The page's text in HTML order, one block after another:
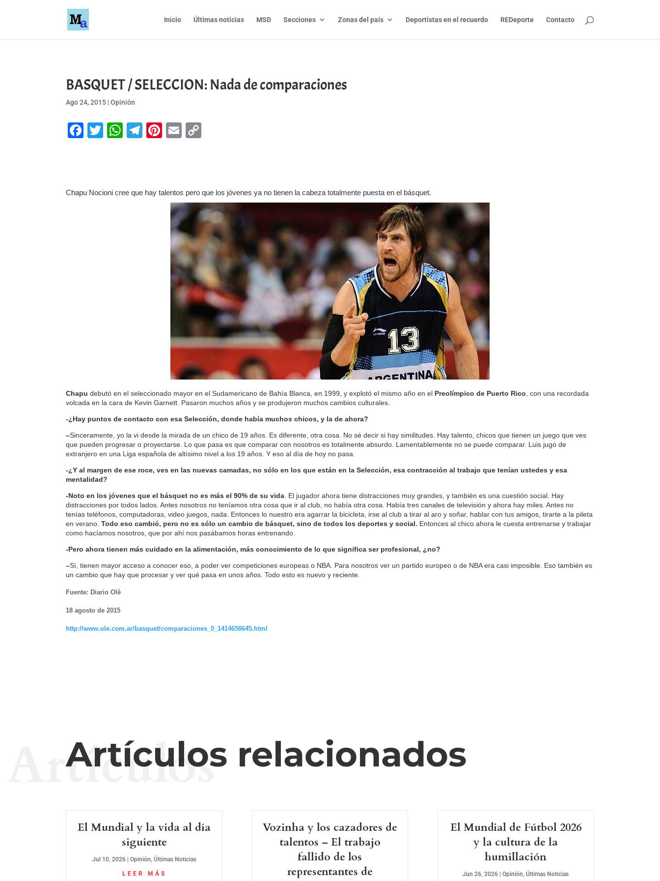
Inicio Últimas noticias MSD Secciones Zonas del país Deportistas en el recuerdo REDeporte Contacto
BASQUET / SELECCION: Nada de comparaciones
Ago 24, 2015 |Opinión
Facebook
Twitter
WhatsApp
Telegram
Pinterest
Email
Chapu Nocioni cree que hay talentos pero que los jóvenes ya no tienen la cabeza totalmente puesta en el básquet.
Chapu debutó en el seleccionado mayor en el Sudamericano de Bahía Blanca, en 1999, y explotó el mismo año en el Preolímpico de Puerto Rico , con una recordada
volcada en la cara de Kevin Garnett. Pasaron muchos años y se produjeron muchos cambios culturales.
-¿Hay puntos de contacto con esa Selección, donde había muchos chicos, y la de ahora?
–Sinceramente, yo la vi desde la mirada de un chico de 19 años. Es diferente, otra cosa. No sé decir si hay similitudes. Hay talento, chicos que tienen un juego que ves
que pueden progresar o proyectarse. Lo que pasa es que comparar con nosotros es totalmente absurdo. Lamentablemente no se puede comparar. Luis jugó de
extranjero en una Liga española de altísimo nivel a los 19 años. Y eso al día de hoy no pasa.
-¿Y al margen de ese roce, ves en las nuevas camadas, no sólo en los que están en la Selección, esa contracción al trabajo que tenían ustedes y esa
mentalidad?
-Noto en los jóvenes que el básquet no es más el 90% de su vida . El jugador ahora tiene distracciones muy grandes, y también es una cuestión social. Hay
distracciones por todos lados. Antes nosotros no teníamos otra cosa que ir al club, no había otra cosa. Había tres canales de televisión y ahora hay miles. Antes no
tenías teléfonos, computadoras, video juegos, nada. Entonces lo nuestro era agarrar la bicicleta, irse al club a tirar al aro y soñar, hablar con tus amigos, tirarte a la pileta
en verano.Todo eso cambió, pero no es sólo un cambio de básquet, sino de todos los deportes y social. Entonces al chico ahora le cuesta entrenarse y trabajar
como hacíamos nosotros, que por ahí nos pasábamos horas entrenando.
-Pero ahora tienen más cuidado en la alimentación, más conocimiento de lo que significa ser profesional, ¿no?
–Sí, tienen mayor acceso a conocer eso, a poder ver competiciones europeas o NBA. Para nosotros ver un partido europeo o de NBA era casi imposible. Eso también es
un cambio que hay que procesar y ver qué pasa en unos años. Todo esto es nuevo y reciente.
Fuente: Diario Olè
18 agosto de 2015
http://www.ole.com.ar/basquet/comparaciones_0_1414658645.html
Artículos relacionados
Artículos
El Mundial y la vida al día
siguiente
Jul 10, 2026| Opinión, Últimas Noticias
LEER MÁS
Vozinha y los cazadores de
talentos – El trabajo
fallido de los
representantes de
El Mundial de Fútbol 2026
y la cultura de la
humillación
Jun 26, 2026 |Opinión,Últimas Noticias